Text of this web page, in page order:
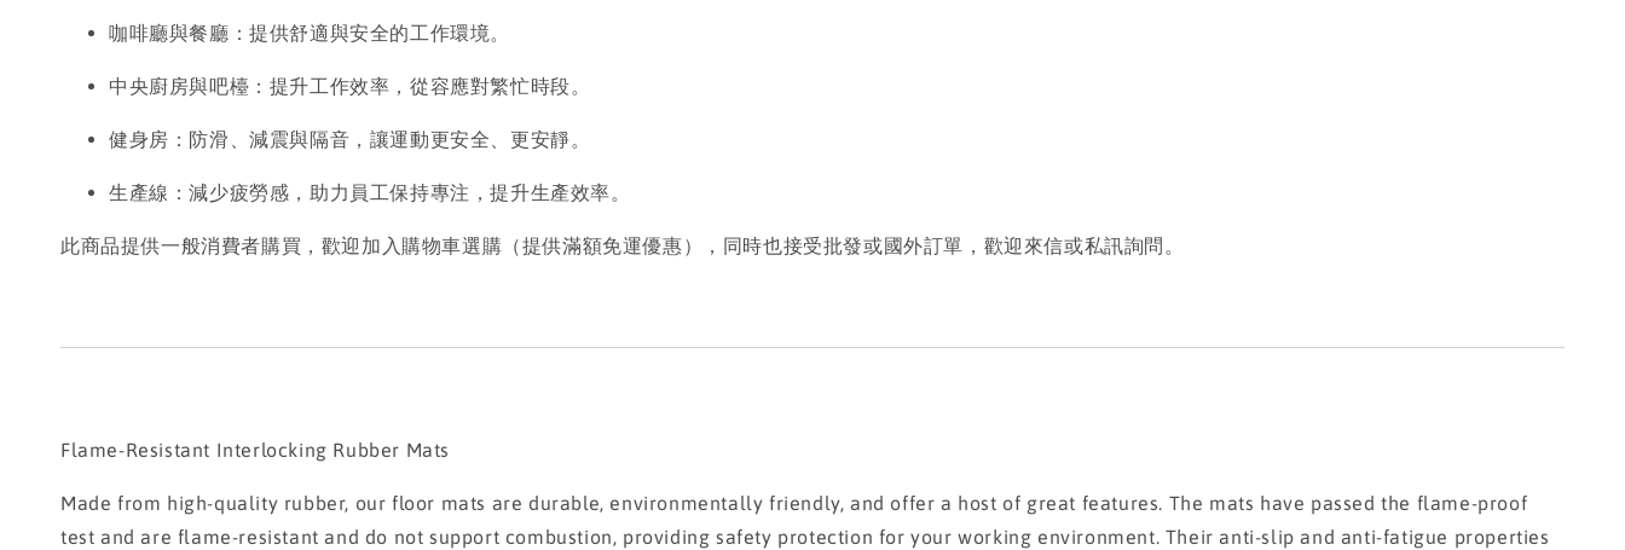
咖啡廳與餐廳：提供舒適與安全的工作環境。
中央廚房與吧檯：提升工作效率，從容應對繁忙時段。
健身房：防滑、減震與隔音，讓運動更安全、更安靜。
生產線：減少疲勞感，助力員工保持專注，提升生產效率。
此商品提供一般消費者購買，歡迎加入購物車選購（提供滿額免運優惠），同時也接受批發或國外訂單，歡迎來信或私訊詢問。
Flame-Resistant Interlocking Rubber Mats
Made from high-quality rubber, our floor mats are durable, environmentally friendly, and offer a host of great features. The mats have passed the flame-proof
test and are flame-resistant and do not support combustion, providing safety protection for your working environment. Their anti-slip and anti-fatigue properties